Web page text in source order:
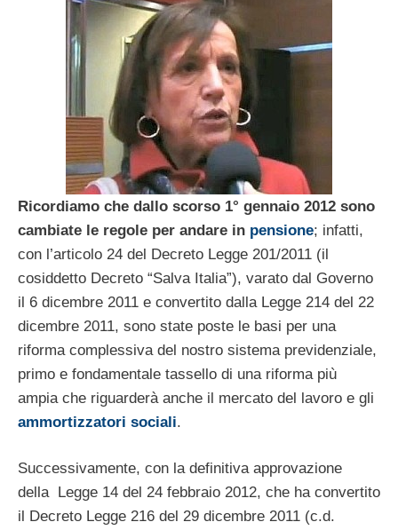
Ricordiamo che dallo scorso 1° gennaio 2012 sono
cambiate le regole per andare in pensione; infatti,
con l’articolo 24 del Decreto Legge 201/2011 (il
cosiddetto Decreto “Salva Italia”), varato dal Governo
il 6 dicembre 2011 e convertito dalla Legge 214 del 22
dicembre 2011, sono state poste le basi per una
riforma complessiva del nostro sistema previdenziale,
primo e fondamentale tassello di una riforma più
ampia che riguarderà anche il mercato del lavoro e gli
ammortizzatori sociali.
Successivamente, con la definitiva approvazione
della Legge 14 del 24 febbraio 2012, che ha convertito
il Decreto Legge 216 del 29 dicembre 2011 (c.d.